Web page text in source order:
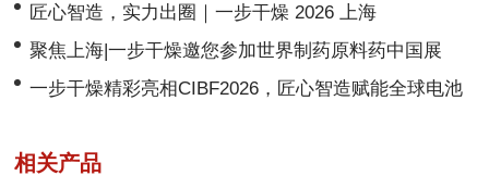
匠心智造，实力出圈｜一步干燥 2026 上海
聚焦上海|一步干燥邀您参加世界制药原料药中国展
CPHI & PMEC China 2026 ！
一步干燥精彩亮相CIBF2026，匠心智造赋能全球电池
相关产品